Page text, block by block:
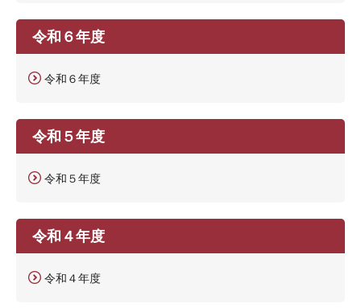
令和６年度
令和６年度
令和５年度
令和５年度
令和４年度
令和４年度